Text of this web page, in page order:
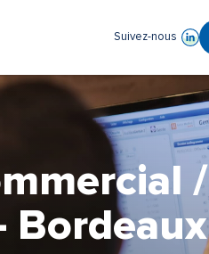
Suivez-nous
/
Bordeaux